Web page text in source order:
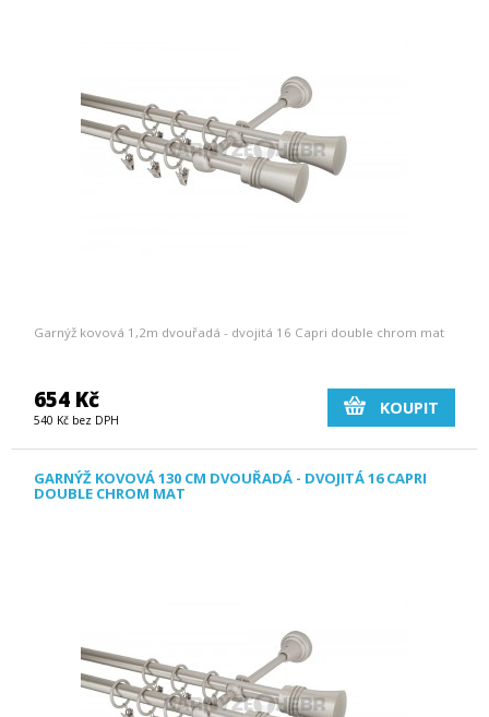
Garnýž kovová 1,2m dvouřadá - dvojitá 16 Capri double chrom mat
654 Kč
540 Kč bez DPH
KOUPIT
GARNÝŽ KOVOVÁ 130 CM DVOUŘADÁ - DVOJITÁ 16 CAPRI
DOUBLE CHROM MAT